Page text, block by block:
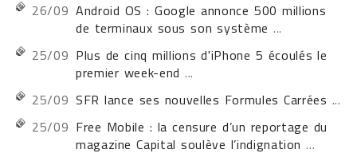
26/09 Android OS : Google annonce 500 millions
de terminaux sous son système...
25/09 Plus de cinq millions d'iPhone 5 écoulés le
premier week-end ...
25/09 SFR lance ses nouvelles Formules Carrées ...
25/09 Free Mobile : la censure d’un reportage du
magazine Capital soulève l’indignation ...